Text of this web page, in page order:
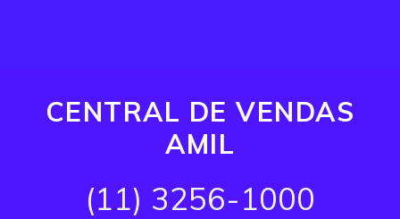
CENTRAL DE VENDAS
AMIL
(11) 3256-1000